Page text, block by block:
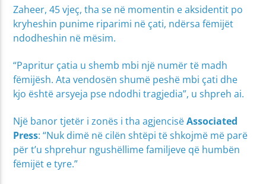
Zaheer, 45 vjeç, tha se në momentin e aksidentit po
kryheshin punime riparimi në çati, ndërsa fëmijët
ndodheshin në mësim.
“Papritur çatia u shemb mbi një numër të madh
fëmijësh. Ata vendosën shumë peshë mbi çati dhe
kjo është arsyeja pse ndodhi tragjedia”, u shpreh ai.
Një banor tjetër i zonës i tha agjencisëAssociated
Press: “Nuk dimë në cilën shtëpi të shkojmë më parë
për t’u shprehur ngushëllime familjeve që humbën
fëmijët e tyre.”